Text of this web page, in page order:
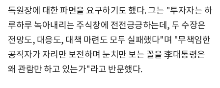
독원장에 대한 파면을 요구하기도 했다. 그는 "투자자는 하
루하루 녹아내리는 주식창에 전전긍긍하는데, 두 수장은
전망도, 대응도, 대책 마련도 모두 실패했다"며 "무책임한
공직자가 자리만 보전하며 눈치만 보는 꼴을 李대통령은
왜 관람만 하고 있는가"라고 반문했다.